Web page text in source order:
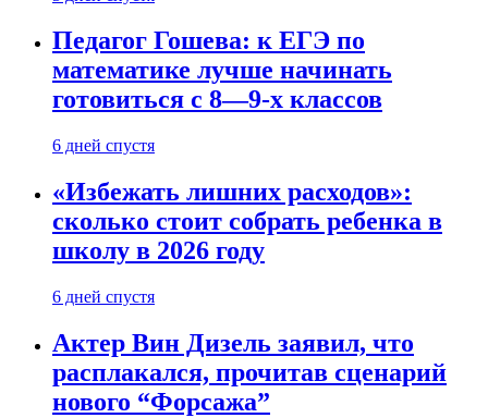
Педагог Гошева: к ЕГЭ по
математике лучше начинать
готовиться с 8—9-х классов
6 дней спустя
«Избежать лишних расходов»:
сколько стоит собрать ребенка в
школу в 2026 году
6 дней спустя
Актер Вин Дизель заявил, что
расплакался, прочитав сценарий
нового “Форсажа”